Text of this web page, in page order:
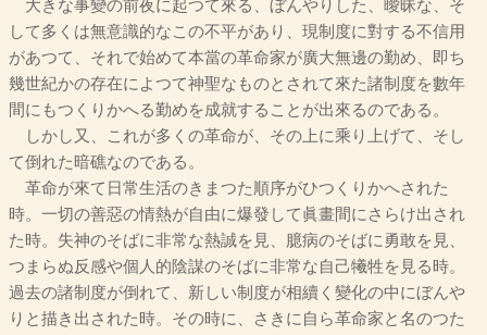
大きな事變の前夜に起つて來る、ぼんやりした、曖昧な、そ
して多くは無意識的なこの不平があり、現制度に對する不信用
があつて、それで始めて本當の革命家が廣大無邊の勤め、即ち
幾世紀かの存在によつて神聖なものとされて來た諸制度を數年
間にもつくりかへる勤めを成就することが出來るのである。
しかし又、これが多くの革命が、その上に乘り上げて、そし
て倒れた暗礁なのである。
革命が來て日常生活のきまつた順序がひつくりかへされた
時。一切の善惡の情熱が自由に爆發して眞畫間にさらけ出され
た時。失神のそばに非常な熱誠を見、臆病のそばに勇敢を見、
つまらぬ反感や個人的陰謀のそばに非常な自己犧牲を見る時。
過去の諸制度が倒れて、新しい制度が相續く變化の中にぼんや
りと描き出された時。その時に、さきに自ら革命家と名のつた